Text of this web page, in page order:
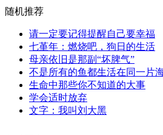
随机推荐
请一定要记得提醒自己要幸福
七堇年：燃烧吧，狗日的生活
母亲依旧是那副“坏脾气”
不是所有的鱼都生活在同一片
生命中那些你不知道的大事
学会适时放弃
文字：我叫刘大黑